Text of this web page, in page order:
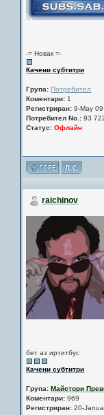
-= Новак =-
Качени субтитри
Група: Потребител
Коментари: 1
Регистриран: 9-May 09
Потребител No.: 93
Статус: Офлайн
raichinov
бет аз иртитбус
Качени субтитри
Група: Майстори
Коментари: 969
Регистриран: 20-